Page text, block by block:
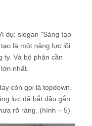
dụ: slogan "Sáng tạo
là một năng lực lõi
ty. Và bộ phận cần
nhất.
còn gọi là topdown.
lực đã bắt đầu gắn
rõ ràng. (hình – 5)